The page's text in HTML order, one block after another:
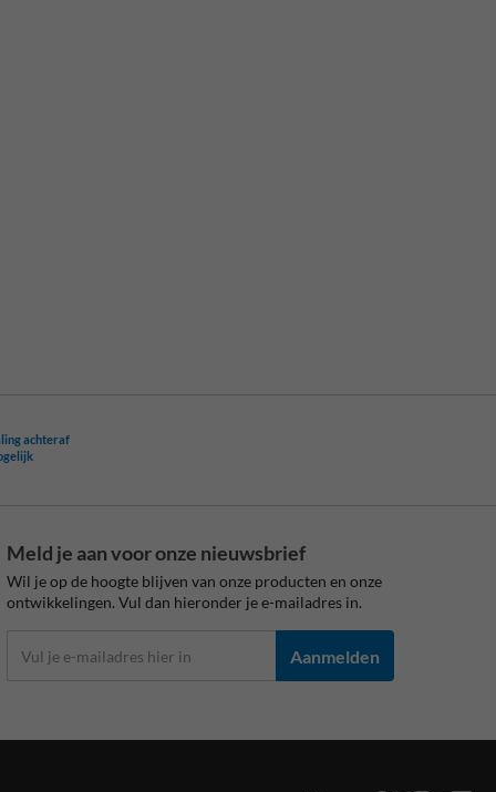
achteraf
Meld je aan voor onze nieuwsbrief
Wil je op de hoogte blijven van onze producten en onze
ontwikkelingen. Vul dan hieronder je e-mailadres in.
Aanmelden